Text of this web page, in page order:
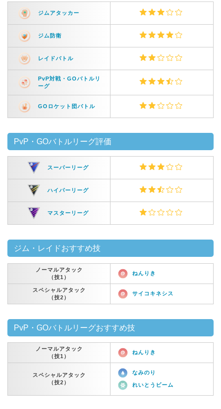
ジムアタッカー
ジム防衛
レイドバトル
PvP対戦・GOバトルリ
ーグ
GOロケット団バトル
PvP・GOバトルリーグ評価
スーパーリーグ
ハイパーリーグ
マスターリーグ
ジム・レイドおすすめ技
ノーマルアタック
（技1）
ねんりき
スペシャルアタック
（技2）
サイコキネシス
PvP・GOバトルリーグおすすめ技
ノーマルアタック
（技1）
ねんりき
スペシャルアタック
（技2）
なみのり
れいとうビーム